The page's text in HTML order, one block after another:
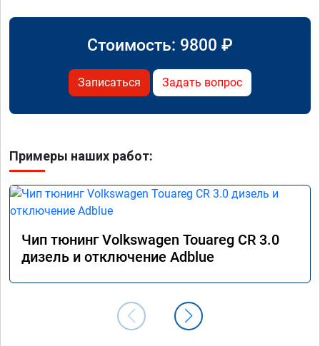
Стоимость: 9800 ₽
Записаться Задать вопрос
Примеры наших работ:
Чип тюнинг Volkswagen Touareg CR 3.0
дизель и отключение Adblue